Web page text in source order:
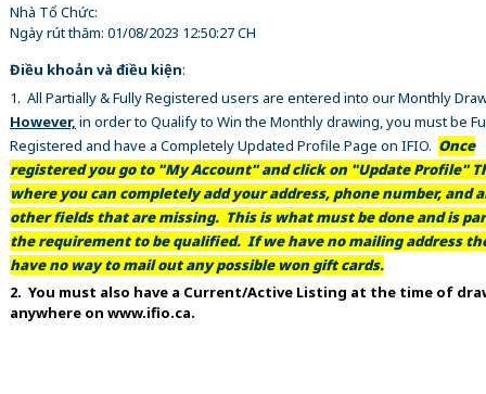
Nhà Tổ Chức:
Ngày rút thăm: 01/08/2023 12:50:27 CH
Điều khoản và điều kiện:
1. All Partially & Fully Registered users are entered into our Monthly
However, in order to Qualify to Win the Monthly drawing, you must be
Registered and have a Completely Updated Profile Page on IFIO. Once
registered you go to "My Account" and click on "Update Profile"
where you can completely add your address, phone number, and
other fields that are missing. This is what must be done and is
the requirement to be qualified. If we have no mailing address
have no way to mail out any possible won gift cards.
2. You must also have a Current/Active Listing at the time of
anywhere on www.ifio.ca.